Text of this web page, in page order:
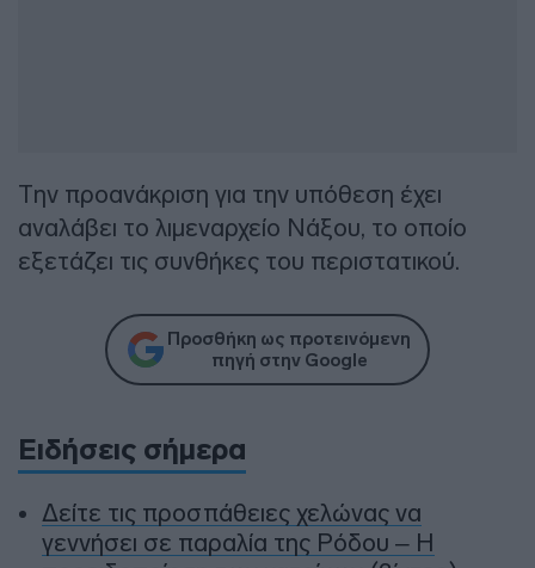
Την προανάκριση για την υπόθεση έχει
αναλάβει το λιμεναρχείο Νάξου, το οποίο
εξετάζει τις συνθήκες του περιστατικού.
Προσθήκη ως προτεινόμενη
πηγή στην Google
Ειδήσεις σήμερα
Δείτε τις προσπάθειες χελώνας να
γεννήσει σε παραλία της Ρόδου – Η